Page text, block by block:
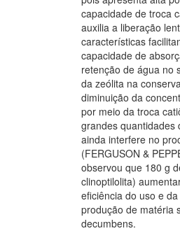
capacidade de troca
auxilia a liberação
características
capacidade de
retenção de água no
da zeólita na
diminuição da
por meio da troca
grandes quantidades
ainda interfere no
(FERGUSON &
observou que 180 g
clinoptilolita)
eficiência do uso e
produção de matéria
decumbens.